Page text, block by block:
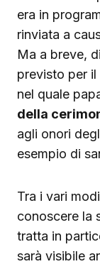
era in
rinviata a
Ma a breve,
previsto per
nel quale
della
agli onori
esempio di
Tra i vari
conoscere la
tratta in
sarà visibile